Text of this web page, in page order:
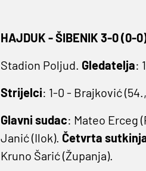
HAJDUK - ŠIBENIK 3-0 (0-
Stadion Poljud. Gledatelja:
Strijelci: 1-0 - Brajković
Glavni sudac: Mateo Erceg
Janić (Ilok). Četvrta
Kruno Šarić (Županja).